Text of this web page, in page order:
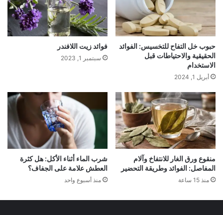
حبوب خل التفاح للتخسيس: الفوائد
الحقيقية والاحتياطات قبل
الاستخدام
أبريل 1, 2024
فوائد زيت اللافندر
سبتمبر 1, 2023
منقوع ورق الغار للانتفاخ وآلام
المفاصل: الفوائد وطريقة التحضير
منذ 15 ساعة
شرب الماء أثناء الأكل: هل كثرة
العطش علامة على الجفاف؟
منذ أسبوع واحد